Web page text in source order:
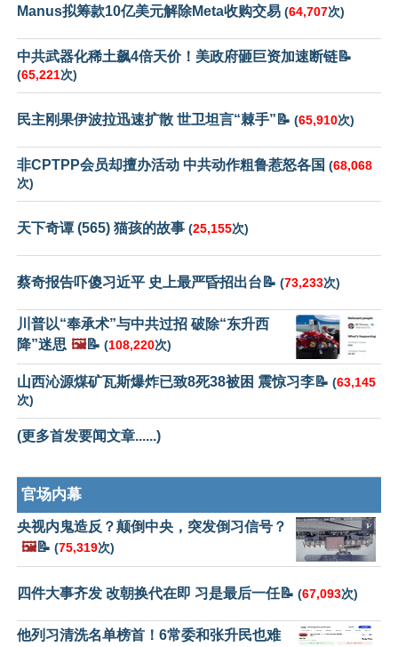
Manus拟筹款10亿美元解除Meta收购交易 (64,707次)
中共武器化稀土飙4倍天价！美政府砸巨资加速断链📝
(65,221次)
民主刚果伊波拉迅速扩散 世卫坦言“棘手”📝 (65,910次)
非CPTPP会员却擅办活动 中共动作粗鲁惹怒各国 (68,068
次)
天下奇谭 (565) 猫孩的故事 (25,155次)
蔡奇报告吓傻习近平 史上最严昏招出台📝 (73,233次)
川普以“奉承术”与中共过招 破除“东升西
降”迷思 🖼️📝 (108,220次)
山西沁源煤矿瓦斯爆炸已致8死38被困 震惊习李📝 (63,145
次)
(更多首发要闻文章......)
官场内幕
央视内鬼造反？颠倒中央，突发倒习信号？
🖼️📝 (75,319次)
四件大事齐发 改朝换代在即 习是最后一任📝 (67,093次)
他列习清洗名单榜首！6常委和张升民也难